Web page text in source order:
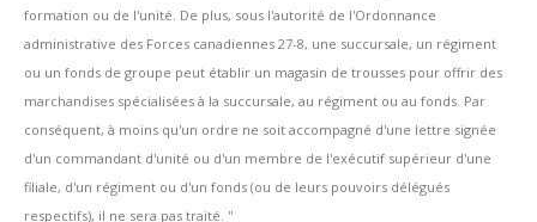
formation ou de l'unité. De plus, sous l'autorité de l'Ordonnance
administrative des Forces canadiennes 27-8, une succursale, un régiment
ou un fonds de groupe peut établir un magasin de trousses pour offrir des
marchandises spécialisées à la succursale, au régiment ou au fonds. Par
conséquent, à moins qu'un ordre ne soit accompagné d'une lettre signée
d'un commandant d'unité ou d'un membre de l'exécutif supérieur d'une
filiale, d'un régiment ou d'un fonds (ou de leurs pouvoirs délégués
respectifs), il ne sera pas traité. ''